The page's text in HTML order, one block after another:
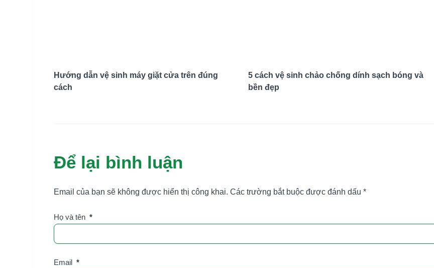
Hướng dẫn vệ sinh máy giặt cửa trên đúng
cách
5 cách vệ sinh chảo chống dính sạch bóng và
bền đẹp
Để lại bình luận
Email của bạn sẽ không được hiển thị công khai. Các trường bắt buộc được đánh dấu*
Họ và tên *
Email *